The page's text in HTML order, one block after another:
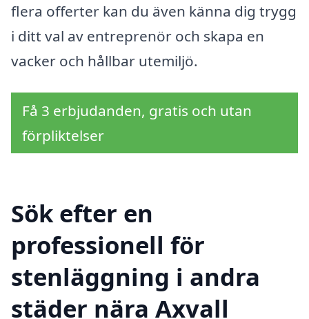
flera offerter kan du även känna dig trygg
i ditt val av entreprenör och skapa en
vacker och hållbar utemiljö.
Få 3 erbjudanden, gratis och utan
förpliktelser
Sök efter en
professionell för
stenläggning i andra
städer nära Axvall